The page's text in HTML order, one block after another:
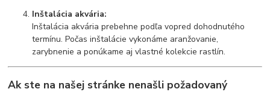
Inštalácia akvária:
Inštalácia akvária prebehne podľa vopred dohodnutého
termínu. Počas inštalácie vykonáme aranžovanie,
zarybnenie a ponúkame aj vlastné kolekcie rastlín.
Ak ste na našej stránke nenašli požadovaný